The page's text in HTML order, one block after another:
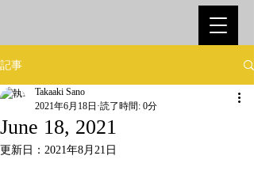
記事
June 18, 2021
Takaaki Sano
2021年6月18日 読了時間: 0分
更新日： 2021年8月21日